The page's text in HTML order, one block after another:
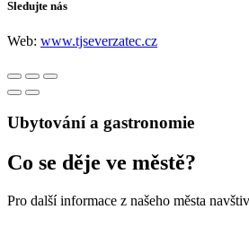
Sledujte nás
Web: www.tjseverzatec.cz
Ubytování a gastronomie
Co se děje ve městě?
Pro další informace z našeho města